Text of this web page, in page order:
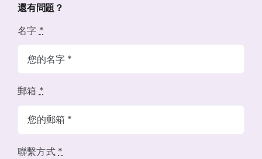
還有問題？
名字*
郵箱*
聯繫方式*